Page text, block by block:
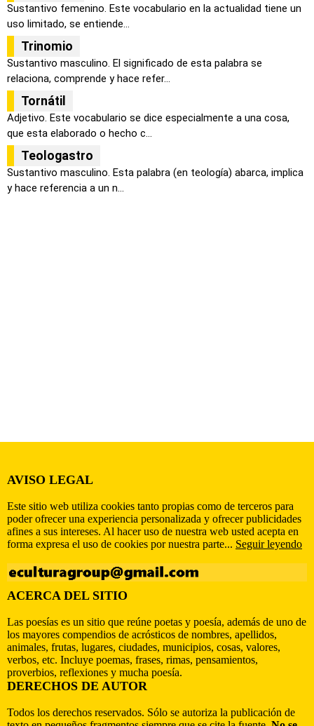
Sustantivo femenino. Este vocabulario en la actualidad tiene un
uso limitado, se entiende...
Trinomio
Sustantivo masculino. El significado de esta palabra se
relaciona, comprende y hace refer...
Tornátil
Adjetivo. Este vocabulario se dice especialmente a una cosa,
que esta elaborado o hecho c...
Teologastro
Sustantivo masculino. Esta palabra (en teología) abarca, implica
y hace referencia a un n...
AVISO LEGAL
Este sitio web utiliza cookies tanto propias como de terceros para
poder ofrecer una experiencia personalizada y ofrecer publicidades
afines a sus intereses. Al hacer uso de nuestra web usted acepta en
forma expresa el uso de cookies por nuestra parte... Seguir leyendo
ACERCA DEL SITIO
Las poesías es un sitio que reúne poetas y poesía, además de uno de
los mayores compendios de acrósticos de nombres, apellidos,
animales, frutas, lugares, ciudades, municipios, cosas, valores,
verbos, etc. Incluye poemas, frases, rimas, pensamientos,
proverbios, reflexiones y mucha poesía.
DERECHOS DE AUTOR
Todos los derechos reservados. Sólo se autoriza la publicación de